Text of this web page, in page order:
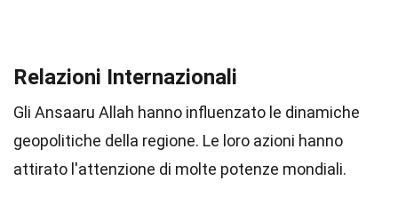
Relazioni Internazionali
Gli Ansaaru Allah hanno influenzato le dinamiche
geopolitiche della regione. Le loro azioni hanno
attirato l'attenzione di molte potenze mondiali.